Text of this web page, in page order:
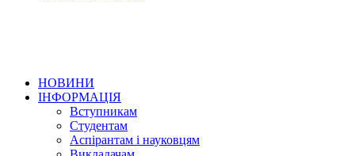
НОВИНИ
ІНФОРМАЦІЯ
Вступникам
Студентам
Аспірантам і науковцям